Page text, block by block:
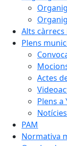
Alts
Plens
Actes
Plens a
PAM
Normativa